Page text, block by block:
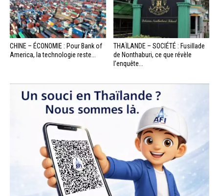
CHINE – ÉCONOMIE : Pour Bank of
America, la technologie reste...
THAÏLANDE – SOCIÉTÉ : Fusillade
de Nonthaburi, ce que révèle
l’enquête...